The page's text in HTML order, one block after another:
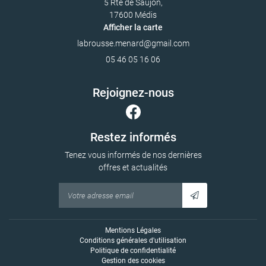
5 Rte de Saujon,
17600 Médis
Afficher la carte
05 46 05 16 06
Rejoignez-nous
Restez informés
Tenez vous informés de nos dernières
offres et actualités
Mentions Légales
Conditions générales d'utilisation
Politique de confidentialité
Gestion des cookies